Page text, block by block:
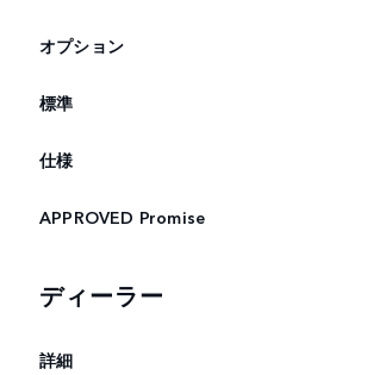
オプション
標準
仕様
APPROVED Promise
ディーラー
詳細